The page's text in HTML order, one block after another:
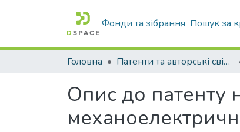
Фонди та зібрання Пошук за
Головна Патенти та авторські свідоцтва
Опис до патенту